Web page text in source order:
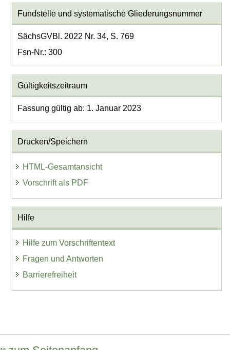
Fundstelle und systematische Gliederungsnummer
SächsGVBl. 2022 Nr. 34, S. 769
Fsn-Nr.: 300
Gültigkeitszeitraum
Fassung gültig ab: 1. Januar 2023
Drucken/Speichern
HTML-Gesamtansicht
Vorschrift als PDF
Hilfe
Hilfe zum Vorschriftentext
Fragen und Antworten
Barrierefreiheit